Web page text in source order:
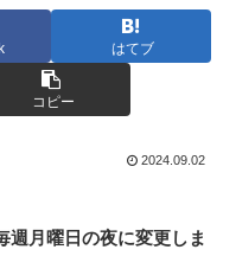
はてブ
コピー
2024.09.02
月曜日の夜に変更しま